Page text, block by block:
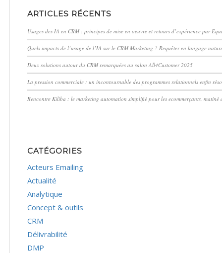
ARTICLES RÉCENTS
Usages des IA en CRM : principes de mise en oeuvre et retours d’expérience par
Quels impacts de l’usage de l’IA sur le CRM Marketing ? Requêter en langage
Deux solutions autour du CRM remarquées au salon All4Customer 2025
La pression commerciale : un incontournable des programmes relationnels enfin
Rencontre Kiliba : le marketing automation simplifié pour les ecommerçants, matiné
CATÉGORIES
Acteurs Emailing
Actualité
Analytique
Concept & outils
CRM
Délivrabilité
DMP